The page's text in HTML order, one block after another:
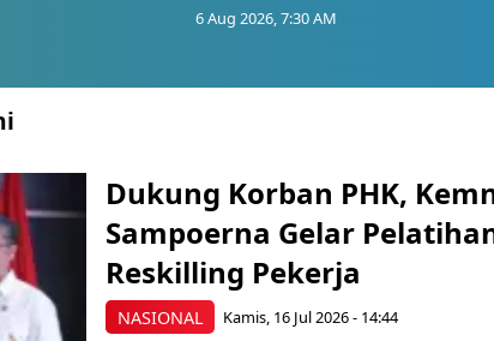
6 Aug 2026, 7:30 AM
NASIONAL
Dukung Korban PHK,
Sampoerna Gelar
Reskilling Pekerja
Kamis, 16 Jul 2026 - 14:44